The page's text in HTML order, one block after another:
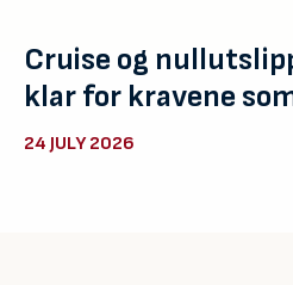
Cruise og
klar for kravene
24 JULY 2026